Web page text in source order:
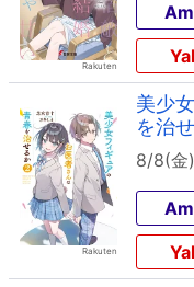
美少
を治
8/8(金)